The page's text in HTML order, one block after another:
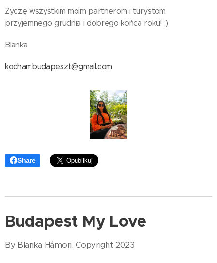
Życzę wszystkim moim partnerom i turystom
przyjemnego grudnia i dobrego końca roku! :)
Blanka
kochambudapeszt@gmail.com
Share
Budapest My Love
By Blanka Hámori, Copyright 2023